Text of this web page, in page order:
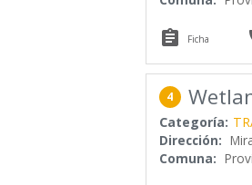
 Ficha
4
Categoría:
Dirección:
Comuna: